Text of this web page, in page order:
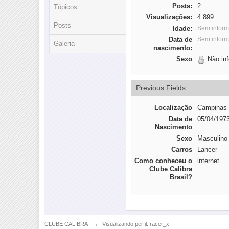
Tópicos
Posts
Galeria
Posts:
2
Visualizações:
4.899
Idade:
Sem
Data de
nascimento:
Sem
Sexo Não
Previous Fields
Localização
Campinas
Data de
Nascimento
05/04/
Sexo
Masculino
Carros
Lancer
Como conheceu o
Clube Calibra
Brasil?
internet
CLUBE CALIBRA → Visualizando perfil: racer_x